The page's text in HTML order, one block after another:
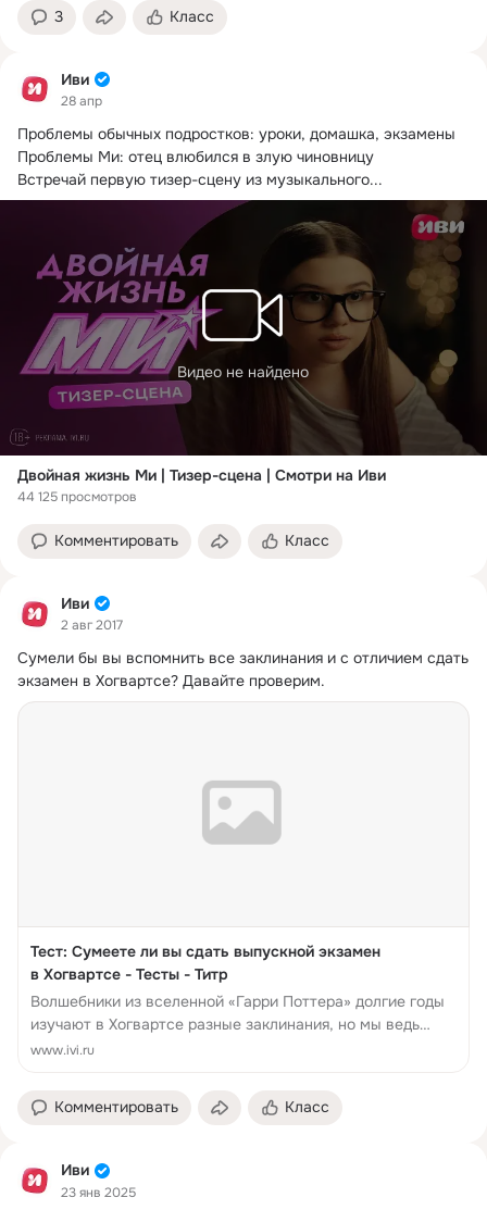
3 Класс
Иви
28 апр
Проблемы обычных подростков: уроки, домашка, экзамены
Проблемы Ми: отец влюбился в злую чиновницу
Встречай первую тизер-сцену из музыкального...
Видео не найдено
Двойная жизнь Ми | Тизер-сцена | Смотри на Иви
44 125 просмотров
Комментировать Класс
Иви
2 авг 2017
Сумели бы вы вспомнить все заклинания и с отличием сдать
экзамен в Хогвартсе? Давайте проверим.
Тест: Сумеете ли вы сдать выпускной экзамен
в Хогвартсе - Тесты - Титр
Волшебники из вселенной «Гарри Поттера» долгие годы
изучают в Хогвартсе разные заклинания, но мы ведь
учили их тоже: из книжек Дж
www.ivi.ru
Комментировать Класс
Иви
23 янв 2025